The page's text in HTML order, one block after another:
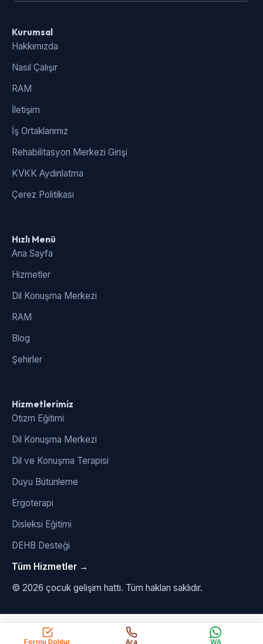
Formu Doldur Ara WA
Kurumsal
Hakkımızda
Nasıl Çalışır
RAM
İletişim
İş Ortaklarımız
Rehabilitasyon Merkezi Girişi
KVKK Aydınlatma
Çerez Politikası
Hızlı Menü
Ana Sayfa
Hizmetler
Dil Konuşma Merkezi
RAM
Blog
Şehirler
Hizmetlerimiz
Otizm Eğitimi
Dil Konuşma Merkezi
Dil ve Konuşma Terapisi
Duyu Bütünleme
Ergoterapi
Disleksi Eğitimi
DEHB Desteği
Tüm Hizmetler →
© 2026 çocuk gelişim hattı. Tüm hakları saklıdır.